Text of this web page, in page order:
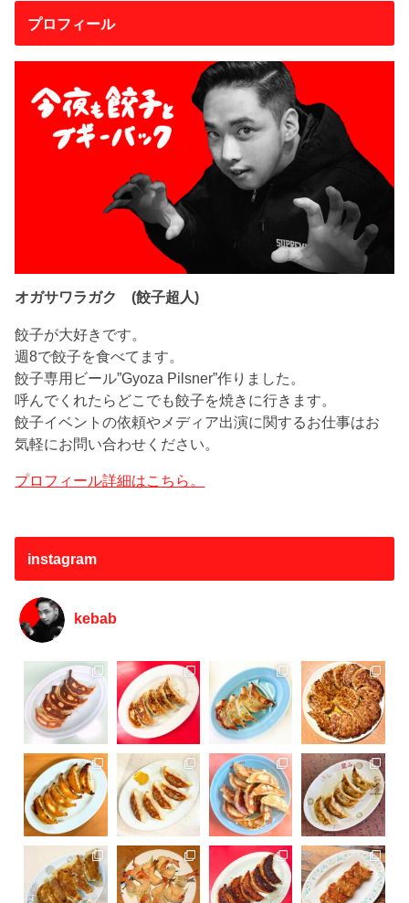
プロフィール
オガサワラガク (餃子超人)
餃子が大好きです。
週8で餃子を食べてます。
餃子専用ビール”Gyoza Pilsner”作りました。
呼んでくれたらどこでも餃子を焼きに行きます。
餃子イベントの依頼やメディア出演に関するお仕事はお
気軽にお問い合わせください。
プロフィール詳細はこちら。
instagram
kebab